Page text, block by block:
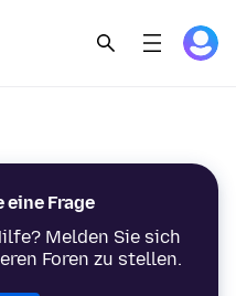
eine Frage
Melden Sie sich
Foren zu stellen.